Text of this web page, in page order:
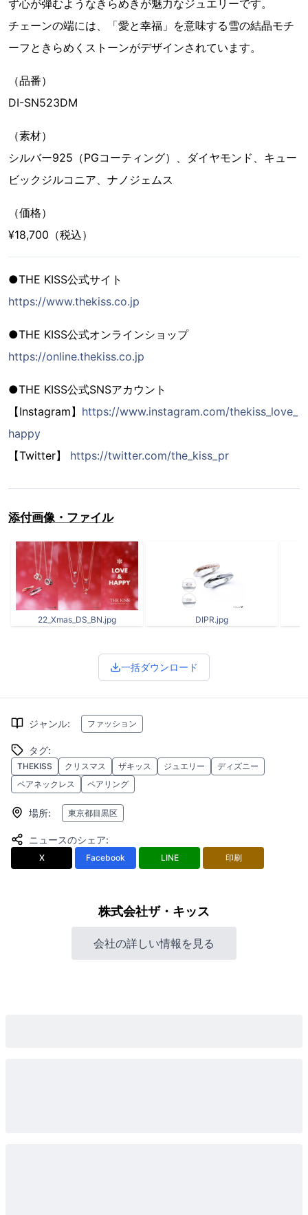
ず心が弾むようなきらめきが魅力なジュエリーです。
チェーンの端には、「愛と幸福」を意味する雪の結晶モチ
ーフときらめくストーンがデザインされています。
（品番）
DI-SN523DM
（素材）
シルバー925（PGコーティング）、ダイヤモンド、キュー
ビックジルコニア、ナノジェムス
（価格）
¥18,700（税込）
●THE KISS公式サイト
https://www.thekiss.co.jp
●THE KISS公式オンラインショップ
https://online.thekiss.co.jp
●THE KISS公式SNSアカウント
【Instagram】 https://www.instagram.com/thekiss_love_
happy
【Twitter】 https://twitter.com/the_kiss_pr
添付画像・ファイル
22_Xmas_DS_BN.jpg DIPR.jpg
一括ダウンロード
ジャンル: ファッション
タグ:
THEKISS クリスマス ザキッス ジュエリー
ディズニー
ペアネックレス
ペアリング
場所: 東京都目黒区
ニュースのシェア:
X Facebook LINE 印刷
株式会社ザ・キッス
会社の詳しい情報を見る